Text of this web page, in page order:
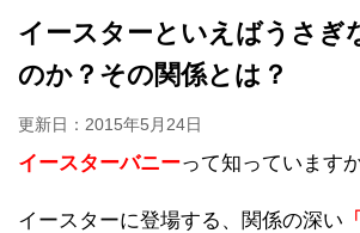
イースターといえばうさぎ
のか？その関係とは？
更新日： 2015年5月24日
イースターバニーって知っています
イースターに登場する、関係の深い